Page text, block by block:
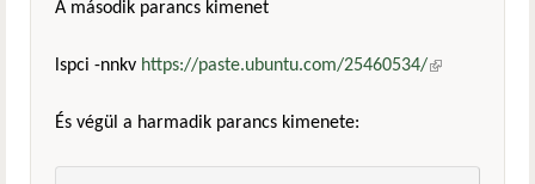
A második parancs kimenet
lspci -nnkv https://paste.ubuntu.com/25460534/(külső
És végül a harmadik parancs kimenete: